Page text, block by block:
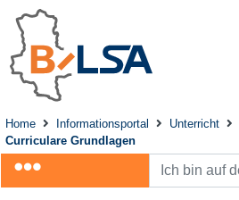
Home Informationsportal Unterricht
Curriculare Grundlagen